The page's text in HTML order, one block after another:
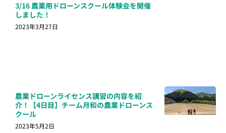
3/16 農業用ドローンスクール体験会を開催
しました！
2023年3月27日
農業ドローンライセンス講習の内容を紹
介！【4日目】チーム月和の農業ドローンス
クール
2023年5月2日